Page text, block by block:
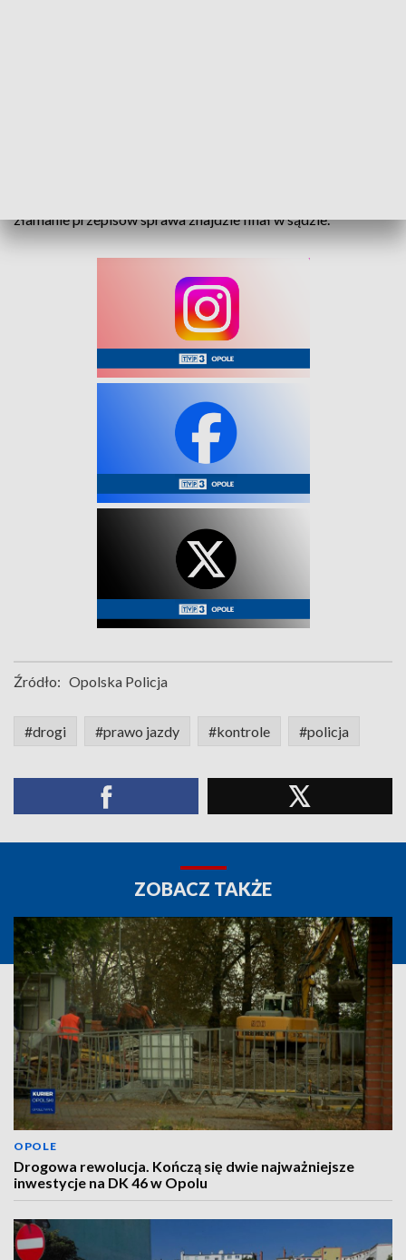
złamanie przepisów sprawa znajdzie finał w sądzie.
Źródło: Opolska Policja
#drogi #prawo jazdy #kontrole #policja
ZOBACZ TAKŻE
OPOLE
Drogowa rewolucja. Kończą się dwie najważniejsze
inwestycje na DK 46 w Opolu